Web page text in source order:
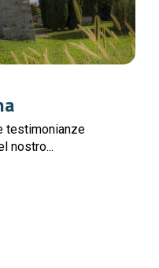
testimonianze
nostro...